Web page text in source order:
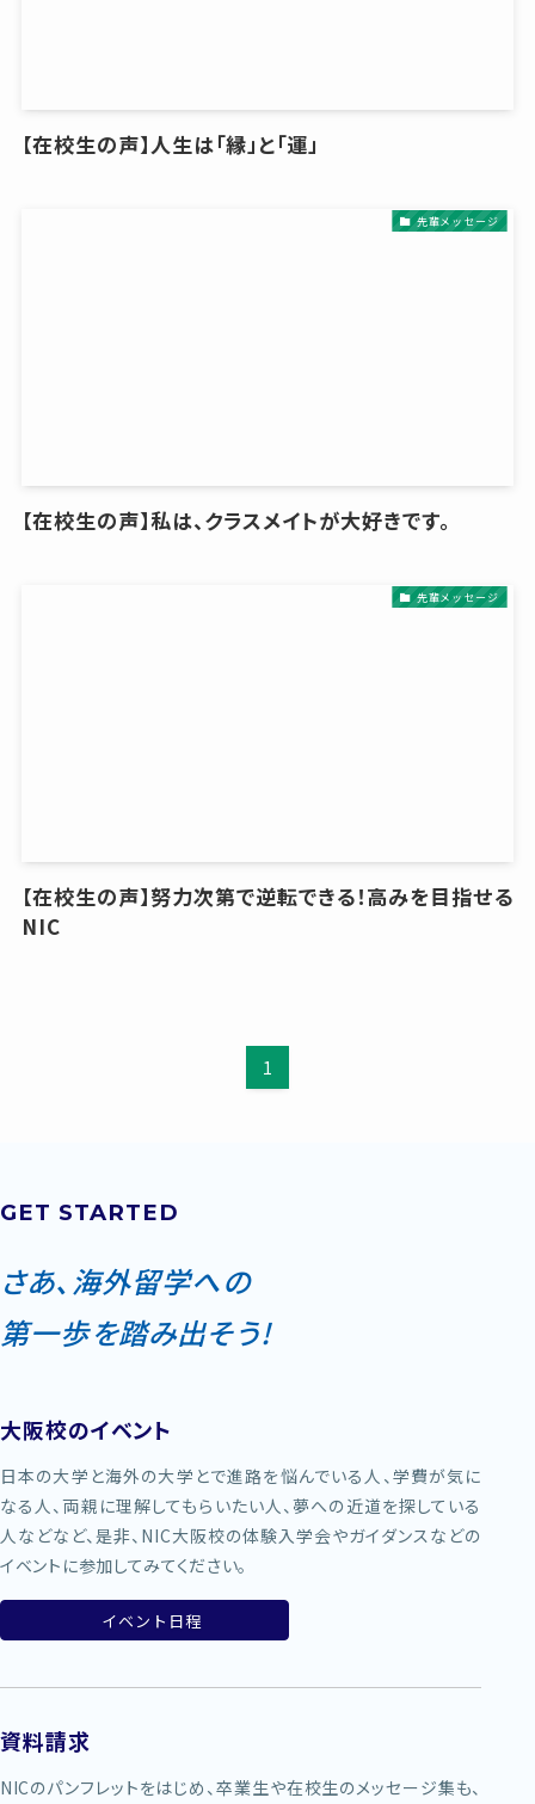
【在校生の声】人生は「縁」と「運」
先輩メッセージ
【在校生の声】私は、クラスメイトが大好きです。
先輩メッセージ
【在校生の声】努力次第で逆転できる！高みを目指せる
NIC
1
GET STARTED
さあ、海外留学への
第一歩を踏み出そう!
大阪校のイベント
日本の大学と海外の大学とで進路を悩んでいる人、学費が気に
なる人、両親に理解してもらいたい人、夢への近道を探している
人などなど、是非、NIC大阪校の体験入学会やガイダンスなどの
イベントに参加してみてください。
イベント日程
資料請求
NICのパンフレットをはじめ、卒業生や在校生のメッセージ集も、